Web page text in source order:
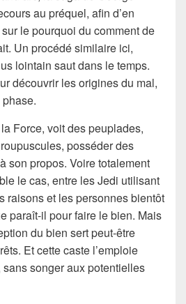
au préquel, afin d’en
le pourquoi du comment de
Un procédé similaire ici,
lointain saut dans le temps.
découvrir les origines du mal,
Force, voit des peuplades,
posséder des
son propos. Voire totalement
le cas, entre les Jedi utilisant
raisons et les personnes bientôt
paraît-il pour faire le bien. Mais
du bien sert peut-être
Et cette caste l’emploie
sans songer aux potentielles